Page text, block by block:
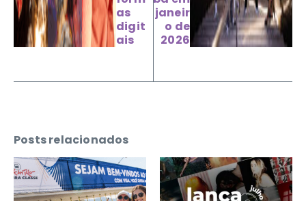
as
digit
ais
janeir
o de
2026
Posts relacionados